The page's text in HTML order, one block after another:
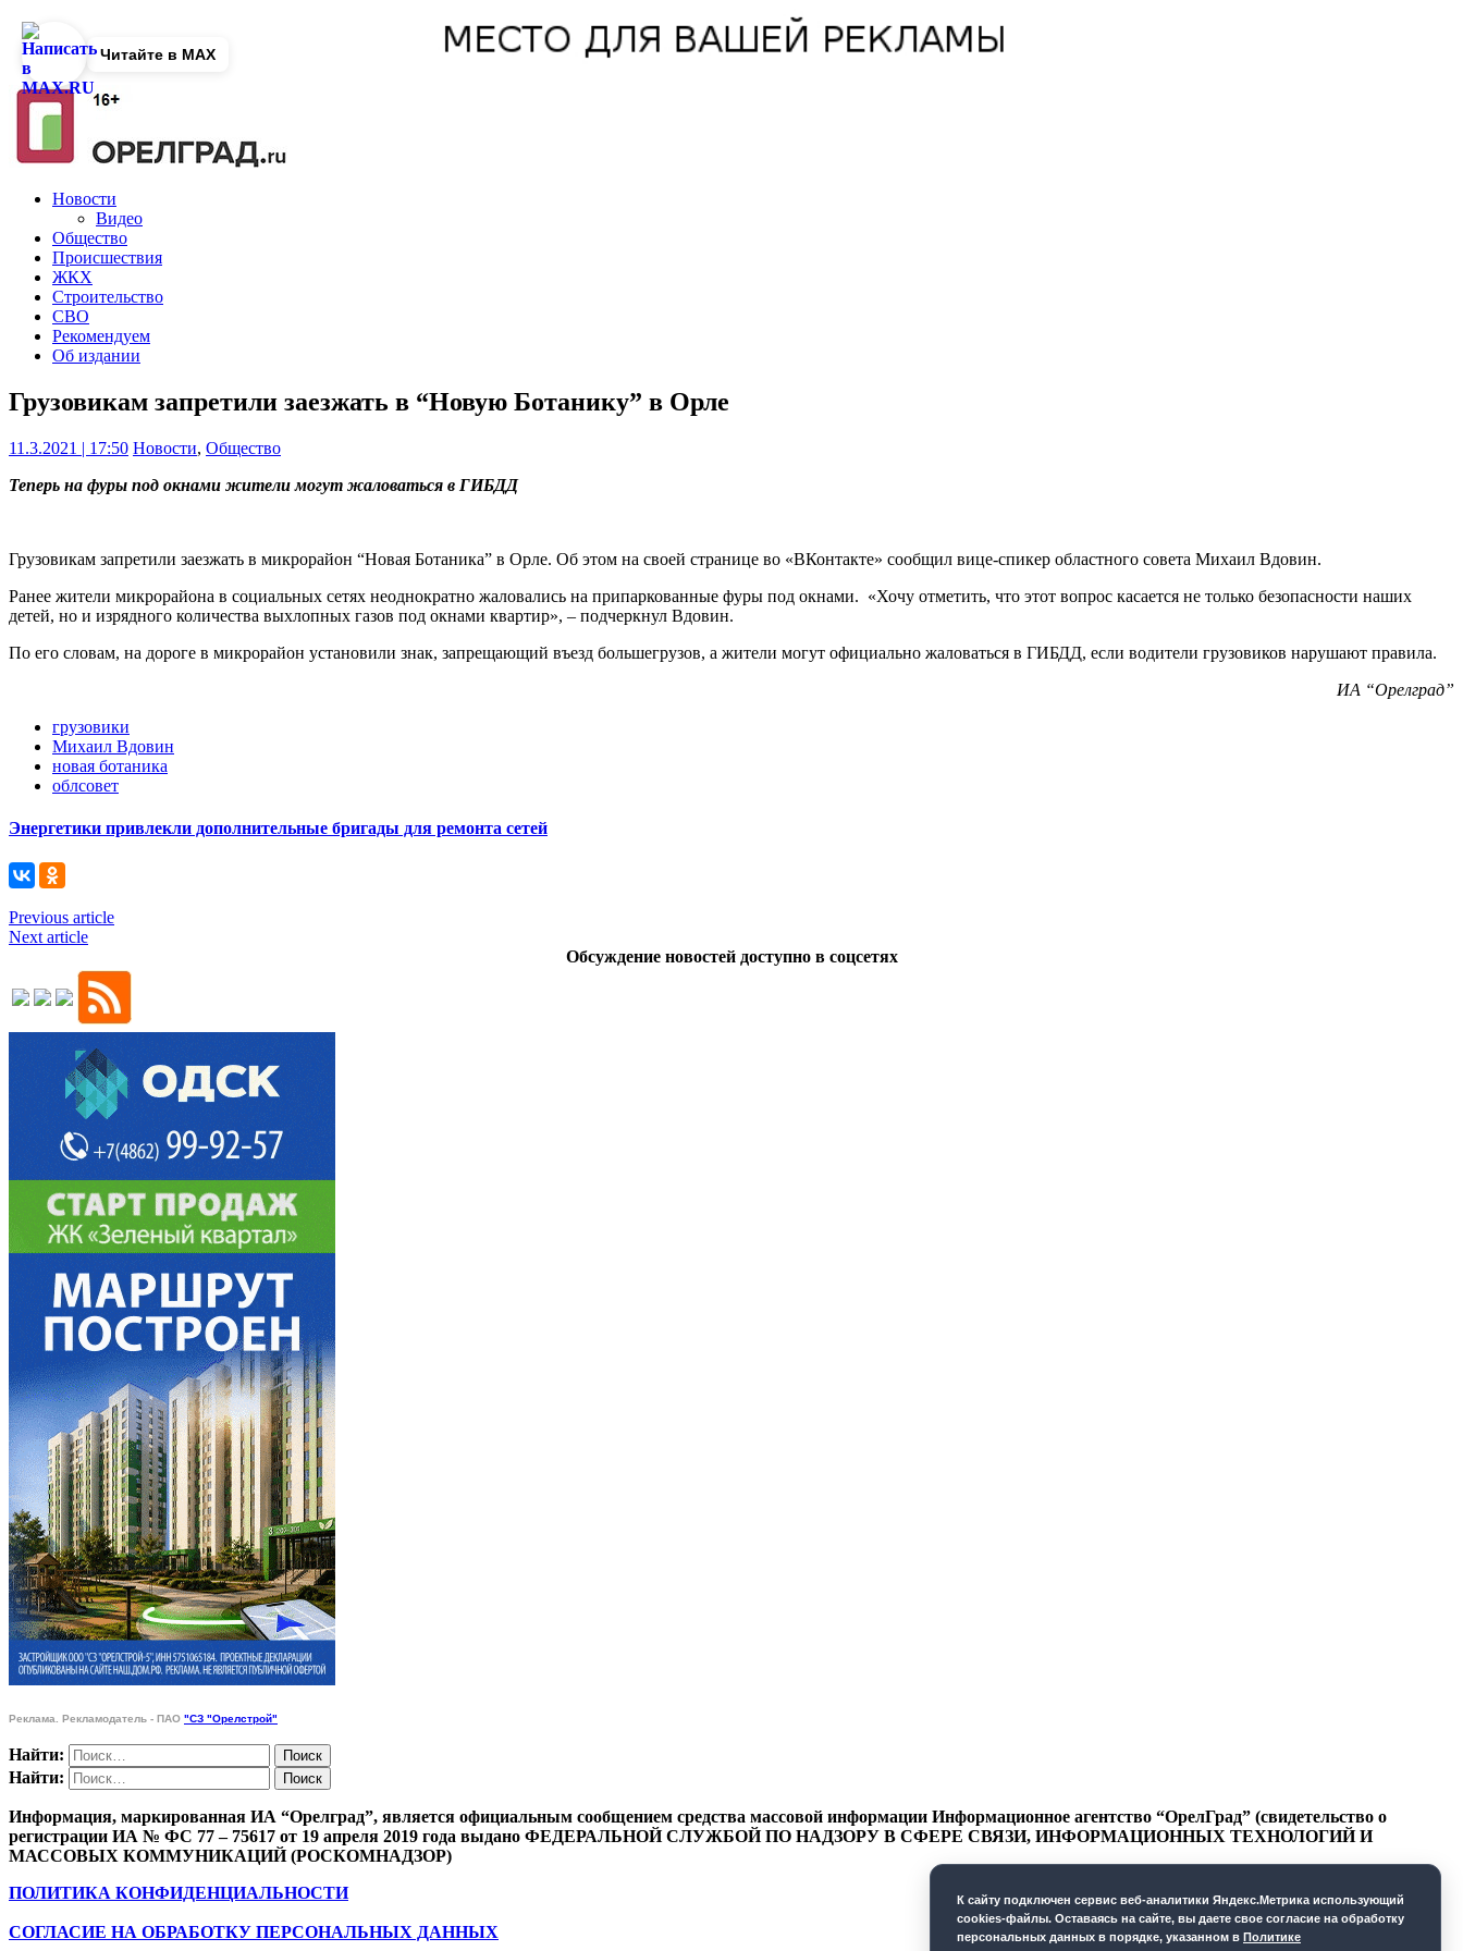
Новости
Видео
Общество
Происшествия
ЖКХ
Строительство
СВО
Рекомендуем
Об издании
Грузовикам запретили заезжать в “Новую Ботанику” в Орле
11.3.2021 | 17:50 Новости, Общество
Теперь на фуры под окнами жители могут жаловаться в ГИБДД
Грузовикам запретили заезжать в микрорайон “Новая Ботаника” в Орле. Об этом на своей странице во «ВКонтакте» сообщил вице-спикер областного совета Михаил Вдовин.
Ранее жители микрорайона в социальных сетях неоднократно жаловались на припаркованные фуры под окнами. «Хочу отметить, что этот вопрос касается не только безопасности наших
детей, но и изрядного количества выхлопных газов под окнами квартир», – подчеркнул Вдовин.
По его словам, на дороге в микрорайон установили знак, запрещающий въезд большегрузов, а жители могут официально жаловаться в ГИБДД, если водители грузовиков нарушают правила.
ИА “Орелград”
грузовики
Михаил Вдовин
новая ботаника
облсовет
Энергетики привлекли дополнительные бригады для ремонта сетей
Previous article
Next article
Обсуждение новостей доступно в соцсетях
Реклама. Рекламодатель - ПАО "СЗ "Орелстрой"
Найти:
Найти:
Информация, маркированная ИА “Орелград”, является официальным сообщением средства массовой информации Информационное агентство “ОрелГрад” (свидетельство о
регистрации ИА № ФС 77 – 75617 от 19 апреля 2019 года выдано ФЕДЕРАЛЬНОЙ СЛУЖБОЙ ПО НАДЗОРУ В СФЕРЕ СВЯЗИ, ИНФОРМАЦИОННЫХ ТЕХНОЛОГИЙ И
МАССОВЫХ КОММУНИКАЦИЙ (РОСКОМНАДЗОР)
ПОЛИТИКА КОНФИДЕНЦИАЛЬНОСТИ
СОГЛАСИЕ НА ОБРАБОТКУ ПЕРСОНАЛЬНЫХ ДАННЫХ
Читайте в MAX
К cайту подключен сервис веб-аналитики Яндекс.Метрика использующий
cookies-файлы. Оставаясь на сайте, вы даете свое согласие на обработку
персональных данных в порядке, указанном в Политике